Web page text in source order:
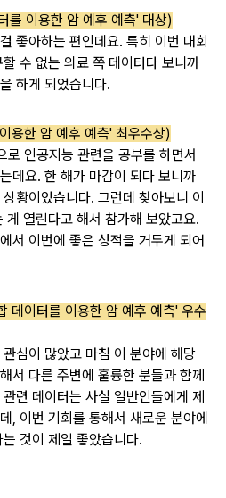
이용한 암 예후 예측' 대상)
걸 좋아하는 편인데요. 특히 이번 대회
수 없는 의료 쪽 데이터다 보니까
하게 되었습니다.
용한 암 예후 예측' 최우수상)
로 인공지능 관련을 공부를 하면서
데요. 한 해가 마감이 되다 보니까
상황이었습니다. 그런데 찾아보니 이
게 열린다고 해서 참가해 보았고요.
서 이번에 좋은 성적을 거두게 되어
데이터를 이용한 암 예후 예측' 우수
심이 많았고 마침 이 분야에 해당
해서 다른 주변에 훌륭한 분들과 함께
련 데이터는 사실 일반인들에게 제
, 이번 기회를 통해서 새로운 분야에
것이 제일 좋았습니다.